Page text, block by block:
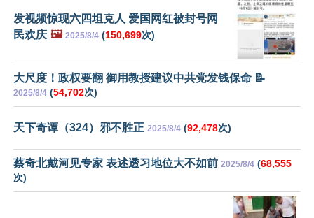
发视频惊现六四坦克人 爱国网红被封号网
民欢庆 🖼️ 2025/8/4 (150,699次)
大尺度！政权要翻 御用教授建议中共党发钱保命 📝
2025/8/4 (54,702次)
天下奇谭（324）邪不胜正 2025/8/4 (92,478次)
蔡奇北戴河见专家 表述透习地位大不如前 2025/8/4 (68,555
次)